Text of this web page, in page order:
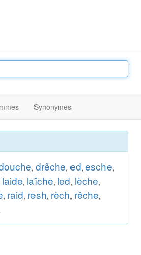
Synonymes
, drêche, ed, esche,
laide, laîche, led, lèche,
, raid, resh, rèch, rêche,